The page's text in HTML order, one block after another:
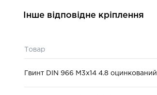
Інше відповідне кріплення
Товар
Гвинт DIN 966 М3x14 4.8 оцинкований